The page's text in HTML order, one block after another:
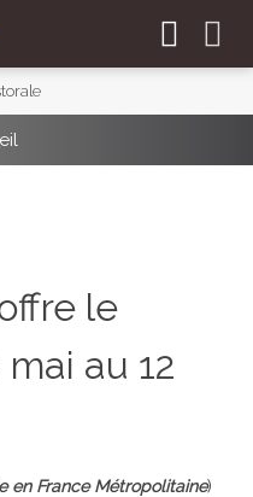
le
au 12
en France Métropolitaine)